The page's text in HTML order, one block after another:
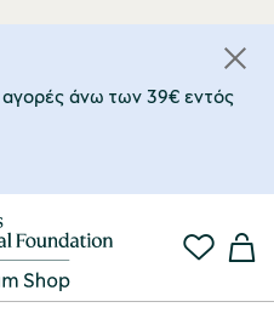
άνω των 39€ εντός